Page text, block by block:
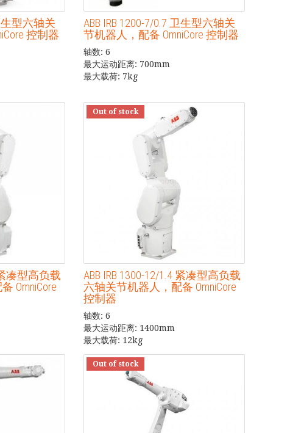
生型六轴关
控制器
ABB IRB 1200-7/0.7 卫生型六轴关
节机器人，配备 OmniCore 控制器
轴数: 6
最大运动距离: 700mm
最大载荷: 7kg
凑型高负载
OmniCore
Out of stock
ABB IRB 1300-12/1.4 紧凑型高负载
六轴关节机器人，配备 OmniCore
控制器
轴数: 6
最大运动距离: 1400mm
最大载荷: 12kg
Out of stock